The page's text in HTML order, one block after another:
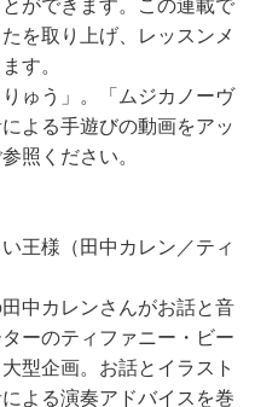
ができます。この連載で
を取り上げ、レッスンメ
す。
ゅう」。「ムジカノーヴ
よる手遊びの動画をアッ
照ください。
王様（田中カレン／ティ
中カレンさんがお話と音
ーのティファニー・ビー
型企画。お話とイラスト
よる演奏アドバイスを巻